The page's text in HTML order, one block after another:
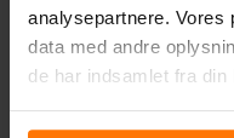
analysepartnere. Vores
data med andre
de har indsamlet fra
Taggelænder